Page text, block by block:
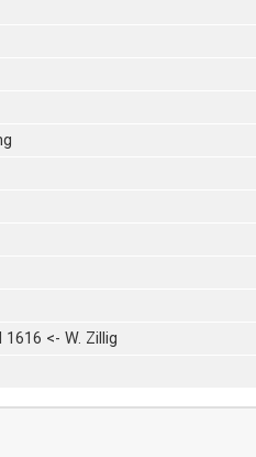
1616 <- W. Zillig